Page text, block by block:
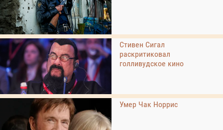
Стивен Сигал
раскритиковал
голливудское кино
Умер Чак Норрис